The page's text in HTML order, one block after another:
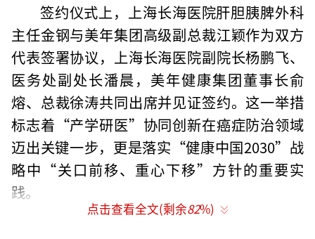
签约仪式上，上海长海医院肝胆胰脾外科
主任金钢与美年集团高级副总裁江颖作为双方
代表签署协议，上海长海医院副院长杨鹏飞、
医务处副处长潘晨，美年健康集团董事长俞
熔、总裁徐涛共同出席并见证签约。这一举措
标志着“产学研医”协同创新在癌症防治领域
迈出关键一步，更是落实“健康中国2030”战
略中“关口前移、重心下移”方针的重要实
践。
点击查看全文(剩余82%)